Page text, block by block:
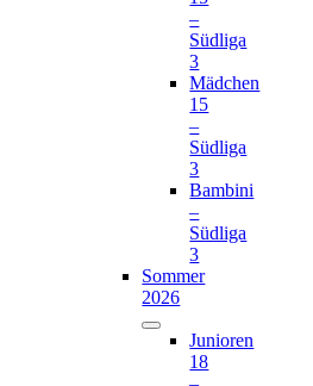
–
Südliga
3
Mädchen
15
–
Südliga
3
Bambini
–
Südliga
3
Sommer
2026
Junioren
18